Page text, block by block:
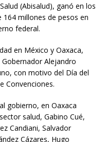
(Abisalud), ganó en los
millones de pesos en
federal.
en México y Oaxaca,
Alejandro
con motivo del Día del
Convenciones.
gobierno, en Oaxaca
salud, Gabino Cué,
Candiani, Salvador
Cázares, Hugo